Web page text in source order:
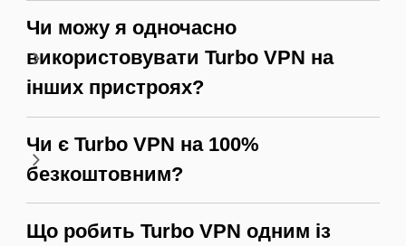
Чи можу я одночасно
використовувати Turbo VPN на
інших пристроях?
Чи є Turbo VPN на 100%
безкоштовним?
Що робить Turbo VPN одним із